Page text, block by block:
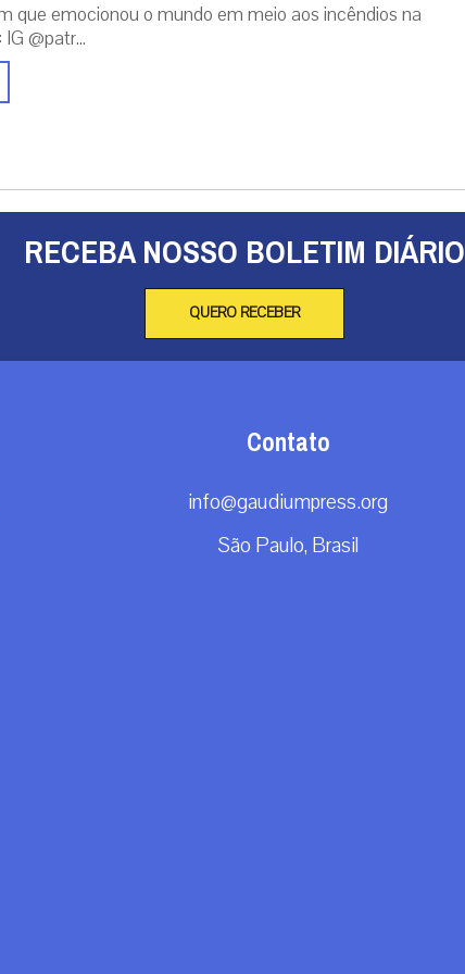
que emocionou o mundo em meio aos incêndios na
@patr...
RECEBA NOSSO BOLETIM DIÁRIO
QUERO RECEBER
Contato
info@gaudiumpress.org
São Paulo, Brasil